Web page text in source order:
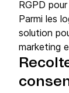
RGPD
Parmi les
solution
marketing